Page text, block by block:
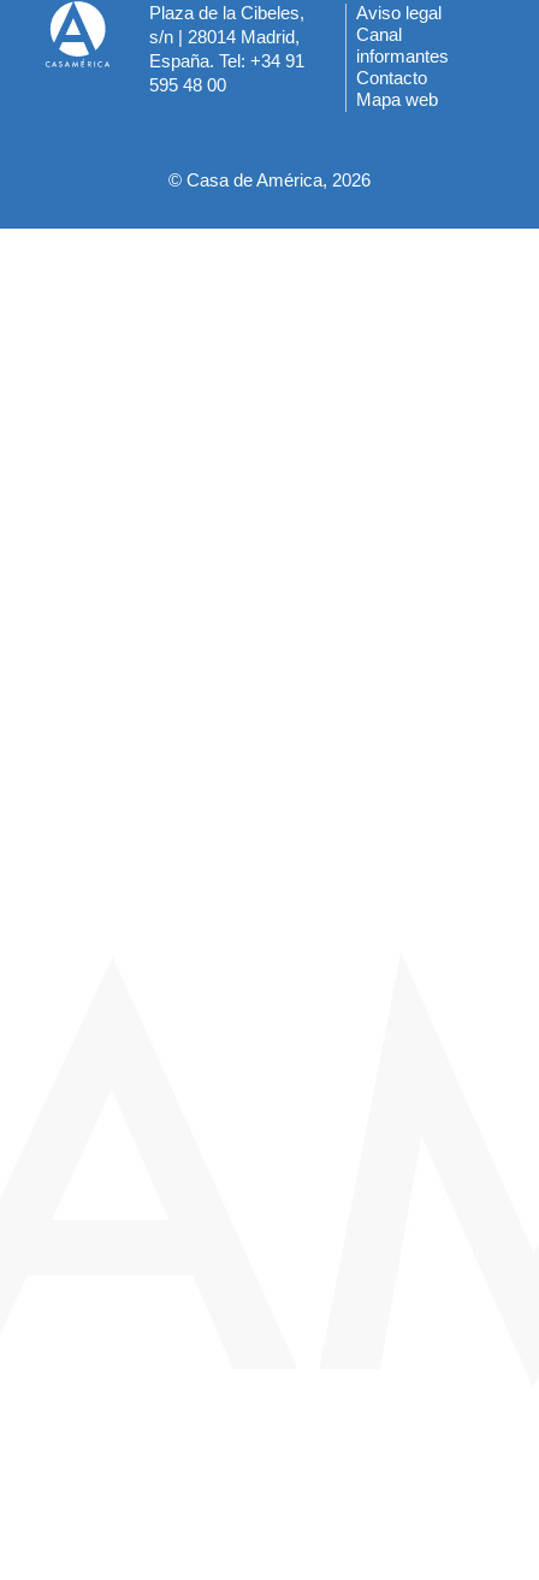
Plaza de la Cibeles,
s/n | 28014 Madrid,
España. Tel: +34 91
595 48 00
Menú
del
pie
Aviso legal
Canal
informantes
Contacto
Mapa web
© Casa de América, 2026